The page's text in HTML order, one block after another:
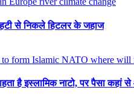
से निकले हिटलर के जहाज
है इस्लामिक नाटो, पर पैसा कहां